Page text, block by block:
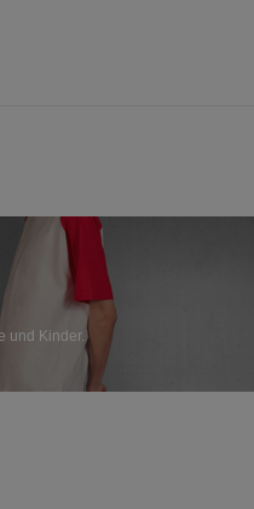
und Kinder.